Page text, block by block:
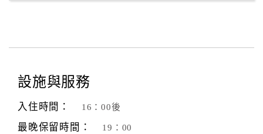
設施與服務
入住時間： 16：00後
最晚保留時間： 19：00